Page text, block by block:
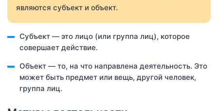
являются субъект и объект.
Субъект — это лицо (или группа лиц), которое
совершает действие.
Объект — то, на что направлена деятельность. Это
может быть предмет или вещь, другой человек,
группа лиц.